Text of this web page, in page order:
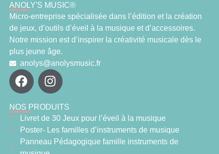
ANOLY'S MUSIC®
Micro-entreprise spécialisée dans l’édition et la création
de jeux, d’outils d’éveil à la musique et d’accessoires.
Notre mission est d’inspirer la créativité musicale dès le
plus jeune âge.
anolys@anolysmusic.fr
NOS PRODUITS
Livret de 30 Jeux pour l’éveil à la musique
Poster- Les familles d’instruments de musique
Panneau Pédagogique famille instruments de